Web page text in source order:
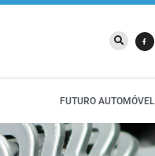
FUTURO AUTOMÓVEL